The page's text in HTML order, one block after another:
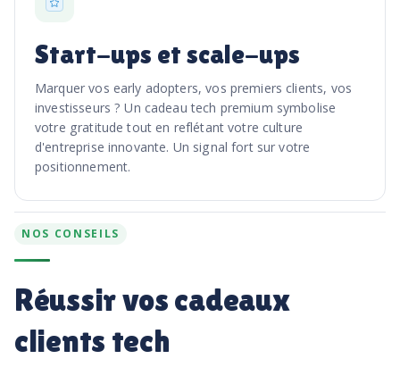
Start-ups et scale-ups
Marquer vos early adopters, vos premiers clients, vos
investisseurs ? Un cadeau tech premium symbolise
votre gratitude tout en reflétant votre culture
d'entreprise innovante. Un signal fort sur votre
positionnement.
NOS CONSEILS
Réussir vos cadeaux
clients tech